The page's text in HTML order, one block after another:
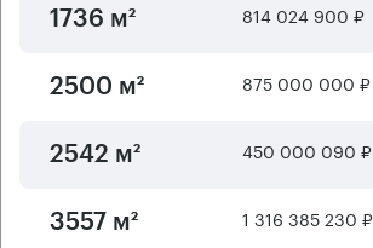
1736 м² 814 024 900 ₽
2500 м² 875 000 000 ₽
2542 м² 450 000 090 ₽
3557 м² 1 316 385 230 ₽